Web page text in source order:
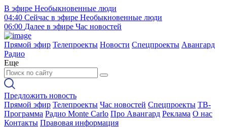
В эфире Необыкновенные люди
04:40 Сейчас в эфире Необыкновенные люди
06:00 Далее в эфире Час новостей
Прямой эфир Телепроекты Новости Спецпроекты Авангард
Радио
Еще
Предложить новость
Прямой эфир Телепроекты Час новостей Спецпроекты ТВ-
Программа Радио Monte Carlo Про Авангард Реклама О нас
Контакты Правовая информация